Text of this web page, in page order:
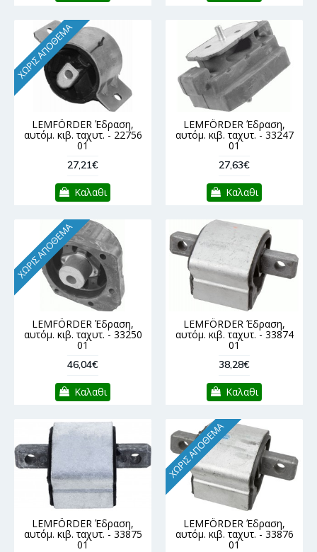
ΧΩΡΊΣ ΑΠΌΘΕΜΑ
LEMFÖRDER Έδραση,
αυτόμ. κιβ. ταχυτ. - 22756
01
27,21€
Καλαθι
LEMFÖRDER Έδραση,
αυτόμ. κιβ. ταχυτ. - 33247
01
27,63€
Καλαθι
ΧΩΡΊΣ ΑΠΌΘΕΜΑ
LEMFÖRDER Έδραση,
αυτόμ. κιβ. ταχυτ. - 33250
01
46,04€
Καλαθι
LEMFÖRDER Έδραση,
αυτόμ. κιβ. ταχυτ. - 33874
01
38,28€
Καλαθι
LEMFÖRDER Έδραση,
αυτόμ. κιβ. ταχυτ. - 33875
01
ΧΩΡΊΣ ΑΠΌΘΕΜΑ
LEMFÖRDER Έδραση,
αυτόμ. κιβ. ταχυτ. - 33876
01